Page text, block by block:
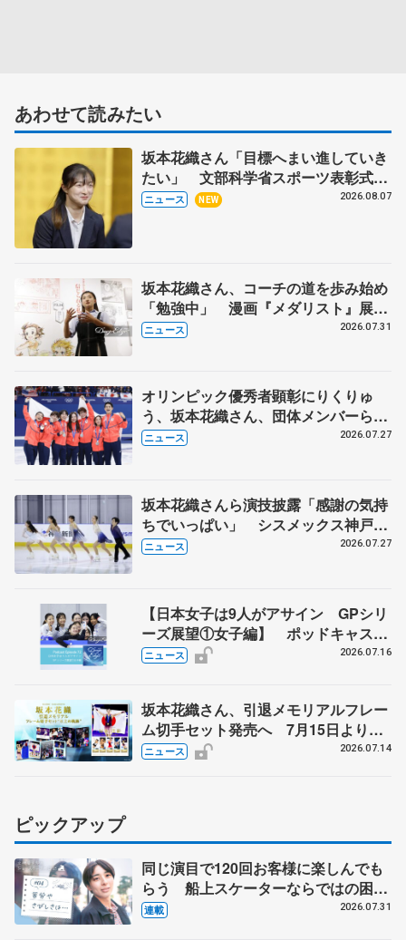
あわせて読みたい
坂本花織さん「目標へまい進していき
たい」 文部科学省スポーツ表彰式で
代表謝辞
ニュース NEW 2026.08.07
坂本花織さん、コーチの道を歩み始め
「勉強中」 漫画『メダリスト』展覧
会で子どもたちにエール
ニュース 2026.07.31
オリンピック優秀者顕彰にりくりゅ
う、坂本花織さん、団体メンバーら
8月7日に文科省が表彰式、ブルーノ・
ニュース 2026.07.27
坂本花織さんら演技披露「感謝の気持
ちでいっぱい」 シスメックス神戸ア
イスキャンパス開場1周年イベント
ニュース 2026.07.27
【日本女子は9人がアサイン GPシリ
ーズ展望①女子編】 ポッドキャスト
#72を配信
ニュース 2026.07.16
坂本花織さん、引退メモリアルフレー
ム切手セット発売へ 7月15日より申
込受付開始
ニュース 2026.07.14
ピックアップ
同じ演目で120回お客様に楽しんでも
らう 船上スケーターならではの困難
とは 影響あったPIW前キャプテン松
連載 2026.07.31